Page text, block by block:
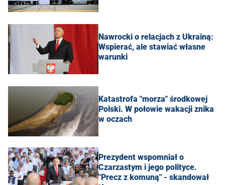
Nawrocki o relacjach z Ukrainą:
Wspierać, ale stawiać własne
warunki
Katastrofa "morza" środkowej
Polski. W połowie wakacji znika
w oczach
Prezydent wspomniał o
Czarzastym i jego polityce.
"Precz z komuną" - skandował